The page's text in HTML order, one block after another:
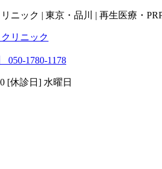
ニック | 東京・品川 | 再生医療・
050-1780-1178
[休診日] 水曜日